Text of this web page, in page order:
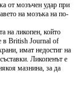
от мозъчен удар при
на мозъка на по-
на ликопен, който
в British Journal of
имат недостиг на
Ликопенът е
мазнина, за да